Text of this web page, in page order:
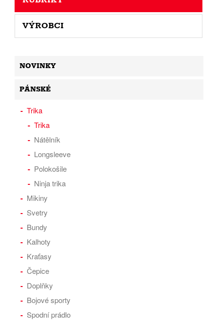
VÝROBCI
NOVINKY
PÁNSKÉ
Trika
Trika
Nátělník
Longsleeve
Polokošile
Ninja trika
Mikiny
Svetry
Bundy
Kalhoty
Kraťasy
Čepice
Doplňky
Bojové sporty
Spodní prádlo